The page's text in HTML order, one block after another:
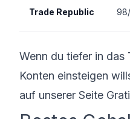
Trade Republic
Wenn du tiefer in das
Konten einsteigen
auf unserer Seite